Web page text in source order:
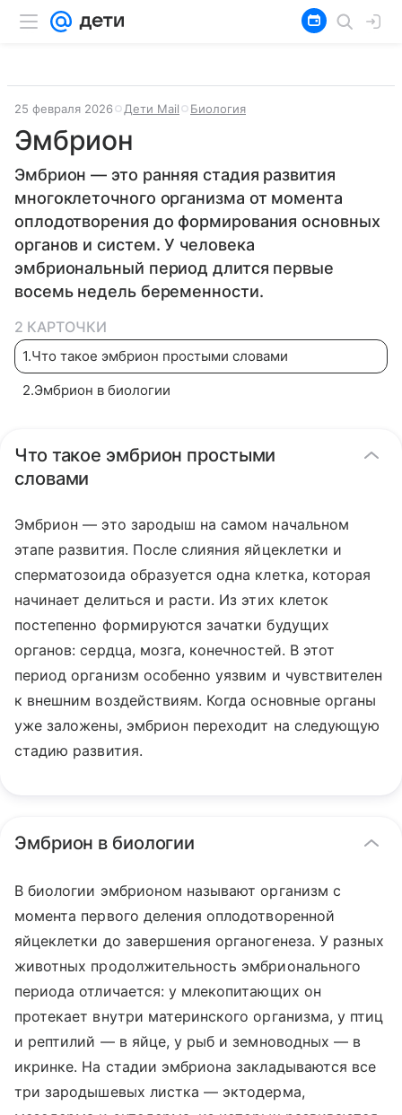
25 февраля 2026 Дети Mail Биология
Эмбрион
Эмбрион — это ранняя стадия развития
многоклеточного организма от момента
оплодотворения до формирования основных
органов и систем. У человека
эмбриональный период длится первые
восемь недель беременности.
2 КАРТОЧКИ
1.Что такое эмбрион простыми словами
2.Эмбрион в биологии
Что такое эмбрион простыми
словами
Эмбрион — это зародыш на самом начальном
этапе развития. После слияния яйцеклетки и
сперматозоида образуется одна клетка, которая
начинает делиться и расти. Из этих клеток
постепенно формируются зачатки будущих
органов: сердца, мозга, конечностей. В этот
период организм особенно уязвим и чувствителен
к внешним воздействиям. Когда основные органы
уже заложены, эмбрион переходит на следующую
стадию развития.
Эмбрион в биологии
В биологии эмбрионом называют организм с
момента первого деления оплодотворенной
яйцеклетки до завершения органогенеза. У разных
животных продолжительность эмбрионального
периода отличается: у млекопитающих он
протекает внутри материнского организма, у птиц
и рептилий — в яйце, у рыб и земноводных — в
икринке. На стадии эмбриона закладываются все
три зародышевых листка — эктодерма,